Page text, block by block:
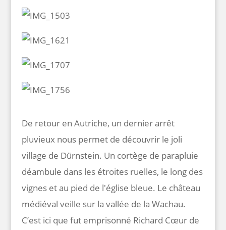
De retour en Autriche, un dernier arrêt
pluvieux nous permet de découvrir le joli
village de Dürnstein. Un cortège de parapluie
déambule dans les étroites ruelles, le long des
vignes et au pied de l'église bleue. Le château
médiéval veille sur la vallée de la Wachau.
C’est ici que fut emprisonné Richard Cœur de